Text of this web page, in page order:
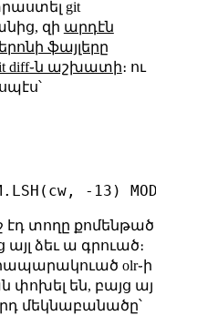
git
զի արդէն
ֆայլերը
diff֊ն աշխատի։ ու
էդ տողը քոմենթած
ձեւ ա գրուած։
olr֊ի
փոխել են, բայց այ
մեկնաբանածը՝